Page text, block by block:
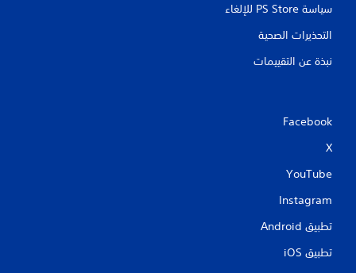
سياسة PS Store للإلغاء
التحذيرات الصحية
نبذة عن التقييمات
Facebook
X
YouTube
Instagram
تطبيق Android‏
تطبيق iOS‏